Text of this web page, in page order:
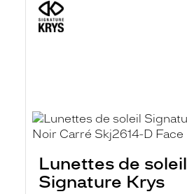
Lunettes de soleil
Signature Krys